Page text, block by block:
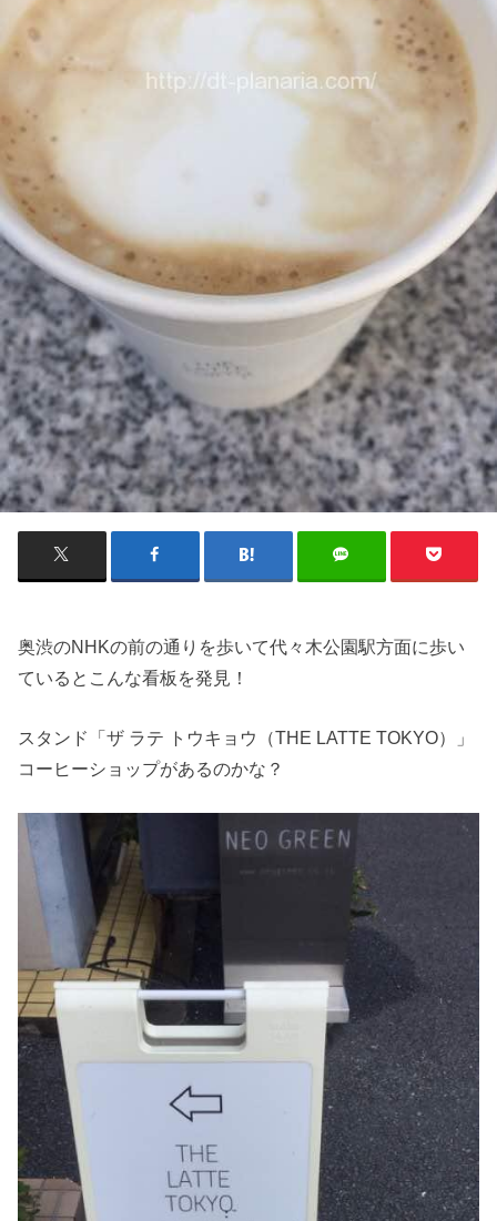
奥渋のNHKの前の通りを歩いて代々木公園駅方面に歩い
ているとこんな看板を発見！
スタンド「ザ ラテ トウキョウ（THE LATTE TOKYO）」
コーヒーショップがあるのかな？